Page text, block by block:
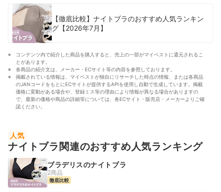
【徹底比較】ナイトブラのおすすめ人気ランキン
グ【2026年7月】
コンテンツ内で紹介した商品を購入すると、売上の一部がマイベストに還元されるこ
とがあります。
各商品の紹介文は、メーカー・ECサイト等の内容を参照しております。
掲載されている情報は、マイベストが独自にリサーチした時点の情報、または各商品
のJANコードをもとにECサイトが提供するAPIを使用し自動で生成しています。掲載
価格に変動がある場合や、登録ミス等の理由により情報が異なる場合がありますの
で、最新の価格や商品の詳細等については、各ECサイト・販売店・メーカーよりご確
認ください。
人気
ナイトブラ関連のおすすめ人気ランキング
ブラデリスのナイトブラ
2商品
徹底比較